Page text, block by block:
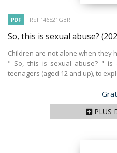
PDF Ref 146521GBR
So, this is sexual abuse?
Children are not alone when they
" So, this is sexual abuse? " is
teenagers (aged 12 and up), to
Prix
PLUS